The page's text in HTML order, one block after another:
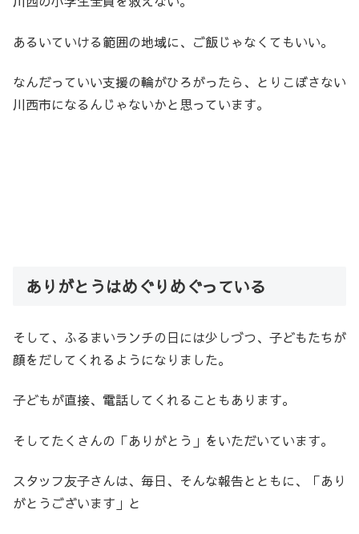
あるいていける範囲の地域に、ご飯じゃなくてもいい。
なんだっていい支援の輪がひろがったら、とりこぼさない
川西市になるんじゃないかと思っています。
ありがとうはめぐりめぐっている
そして、ふるまいランチの日には少しづつ、子どもたちが
顔をだしてくれるようになりました。
子どもが直接、電話してくれることもあります。
そしてたくさんの「ありがとう」をいただいています。
スタッフ友子さんは、毎日、そんな報告とともに、「あり
がとうございます」と